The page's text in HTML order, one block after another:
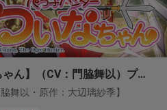
【鬼っ子ハンターついなちゃん】（CV：門脇舞以）プロジェクト！
舞以・原作：大辺璃紗季】